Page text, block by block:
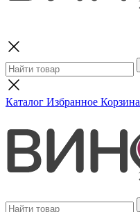
Каталог Избранное Корзина